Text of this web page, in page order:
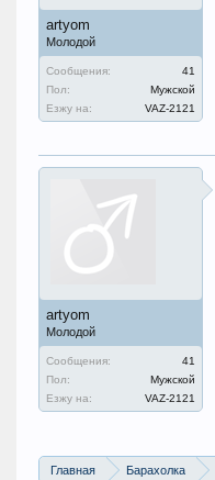
artyom
Молодой
Сообщения:
41
Пол:
Мужской
Езжу на:
VAZ-2121
artyom
Молодой
Сообщения:
41
Пол:
Мужской
Езжу на:
VAZ-2121
Главная Барахолка